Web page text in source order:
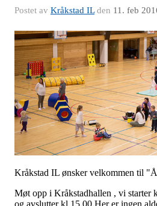
Postet av Kråkstad ILden 11. feb
Kråkstad IL ønsker velkommen til
Møt opp i Kråkstadhallen , vi starter